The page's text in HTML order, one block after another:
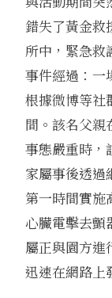
錯失了黃金救
所中，緊急救
事件經過：一
根據微博等社
間。該名父
事態嚴重時，
家屬事後透過
第一時間實施
心臟電擊去顫
屬正與園方進
迅速在網路上